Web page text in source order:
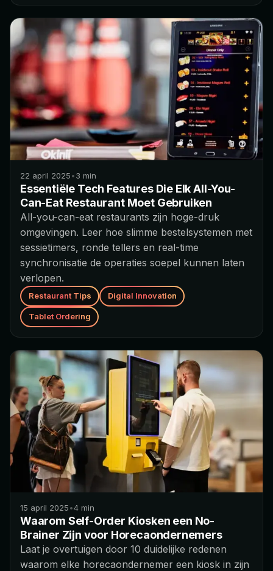
22 april 2025•3 min
Essentiële Tech Features Die Elk All-You-
Can-Eat Restaurant Moet Gebruiken
All-you-can-eat restaurants zijn hoge-druk
omgevingen. Leer hoe slimme bestelsystemen met
sessietimers, ronde tellers en real-time
synchronisatie de operaties soepel kunnen laten
verlopen.
Restaurant Tips Digital Innovation
Tablet Ordering
15 april 2025•4 min
Waarom Self-Order Kiosken een No-
Brainer Zijn voor Horecaondernemers
Laat je overtuigen door 10 duidelijke redenen
waarom elke horecaondernemer een kiosk in zijn